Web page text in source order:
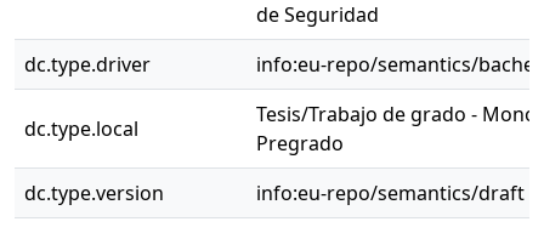
de Seguridad
dc.type.driver
info:eu-repo/semantics/
dc.type.local
Tesis/Trabajo de grado -
Pregrado
dc.type.version
info:eu-repo/semantics/draft